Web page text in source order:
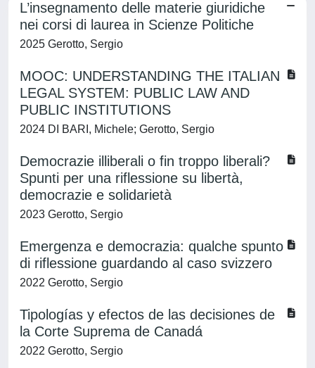
L’insegnamento delle materie giuridiche
nei corsi di laurea in Scienze Politiche
2025 Gerotto, Sergio
MOOC: UNDERSTANDING THE ITALIAN
LEGAL SYSTEM: PUBLIC LAW AND
PUBLIC INSTITUTIONS
2024 DI BARI, Michele; Gerotto, Sergio
Democrazie illiberali o fin troppo liberali?
Spunti per una riflessione su libertà,
democrazie e solidarietà
2023 Gerotto, Sergio
Emergenza e democrazia: qualche spunto
di riflessione guardando al caso svizzero
2022 Gerotto, Sergio
Tipologías y efectos de las decisiones de
la Corte Suprema de Canadá
2022 Gerotto, Sergio